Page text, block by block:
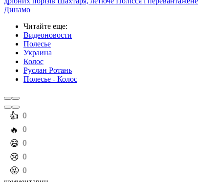
Динамо
Читайте еще:
Видеоновости
Полесье
Украина
Колос
Руслан Ротань
Полесье - Колос
️👍 0
️🔥 0
️😄 0
️😢 0
️🤬 0